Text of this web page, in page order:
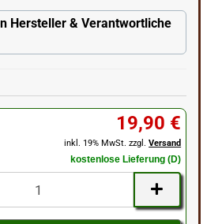
Hersteller & Verantwortliche
19,90 €
inkl. 19% MwSt. zzgl.Versand
kostenlose Lieferung (D)